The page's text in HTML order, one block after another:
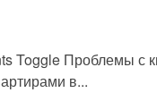
Toggle Проблемы с
в...